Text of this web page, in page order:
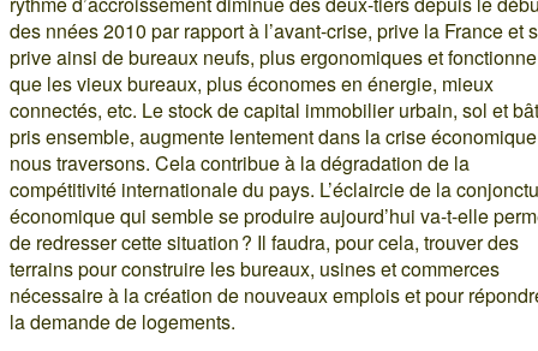
des nnées 2010 par rapport à l’avant-crise, prive la France et
prive ainsi de bureaux neufs, plus ergonomiques et
que les vieux bureaux, plus économes en énergie, mieux
connectés, etc. Le stock de capital immobilier urbain, sol et
pris ensemble, augmente lentement dans la crise
nous traversons. Cela contribue à la dégradation de la
compétitivité internationale du pays. L’éclaircie de la
économique qui semble se produire aujourd’hui va-t-elle
de redresser cette situation ? Il faudra, pour cela, trouver des
terrains pour construire les bureaux, usines et commerces
nécessaire à la création de nouveaux emplois et pour
la demande de logements.